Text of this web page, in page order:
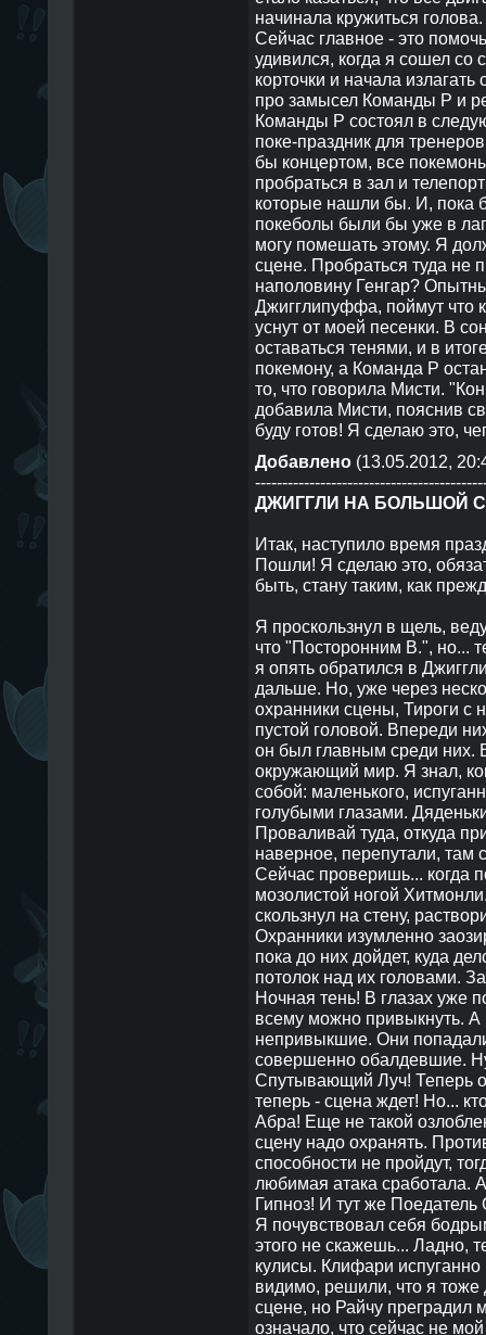
начинала кружиться
Сейчас главное - это
удивился, когда я сошел со
корточки и начала
про замысел Команды Р и
Команды Р состоял в
поке-праздник для
бы концертом, все
пробраться в зал и
которые нашли бы. И, пока
покеболы были бы уже в
могу помешать этому. Я
сцене. Пробраться туда не
наполовину Генгар?
Джигглипуффа, поймут что
уснут от моей песенки. В
оставаться тенями, и в
покемону, а Команда Р
то, что говорила Мисти.
добавила Мисти, пояснив
буду готов! Я сделаю это,
Добавлено(13.05.2012,
ДЖИГГЛИ НА БОЛЬШОЙ
Итак, наступило время
Пошли! Я сделаю это,
быть, стану таким, как
Я проскользнул в щель,
что "Посторонним В.", но...
я опять обратился в
дальше. Но, уже через
охранники сцены, Тироги с
пустой головой. Впереди
он был главным среди них.
окружающий мир. Я знал,
собой: маленького,
голубыми глазами.
Проваливай туда, откуда
наверное, перепутали, там
Сейчас проверишь... когда
мозолистой ногой
скользнул на стену,
Охранники изумленно
пока до них дойдет, куда
потолок над их головами.
Ночная тень! В глазах уже
всему можно привыкнуть. А
непривыкшие. Они
совершенно обалдевшие.
Спутывающий Луч! Теперь
теперь - сцена ждет! Но...
Абра! Еще не такой
сцену надо охранять.
способности не пройдут,
любимая атака сработала.
Гипноз! И тут же
Я почувствовал себя
этого не скажешь... Ладно,
кулисы. Клифари
видимо, решили, что я
сцене, но Райчу преградил
означало, что сейчас не